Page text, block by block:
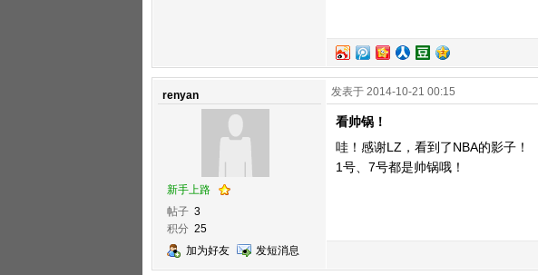
renyan
新手上路
帖子 3
积分 25
加为好友
发短消息
发表于 2014-10-21 00:15
看帅锅！
哇！感谢LZ，看到了NBA的影子！
1号、7号都是帅锅哦！